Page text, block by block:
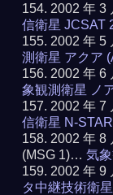
2002 年 3
信衛星 JCSAT
2002 年 5
測衛星 アクア
2002 年 6
象観測衛星 ノ
2002 年 7
信衛星 N-
2002 年 8
(MSG 1)…気
2002 年 9
タ中継技術衛